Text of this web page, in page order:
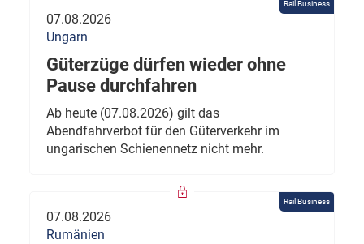
Rail Business
07.08.2026
Ungarn
Güterzüge dürfen wieder ohne
Pause durchfahren
Ab heute (07.08.2026) gilt das
Abendfahrverbot für den Güterverkehr im
ungarischen Schienennetz nicht mehr.
Rail Business
07.08.2026
Rumänien